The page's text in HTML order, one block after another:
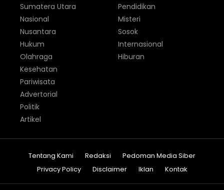
Sumatera Utara
Nasional
Nusantara
Hukum
Olahraga
Pendidikan
Misteri
Sosok
Internasional
Hiburan
Kesehatan
Pariwisata
Advertorial
Politik
Artikel
Tentang Kami Redaksi
Pedoman Media Siber
Privacy Policy
Disclaimer Iklan Kontak